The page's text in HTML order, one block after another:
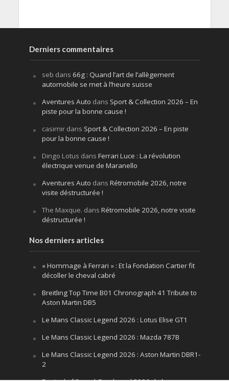
Derniers commentaires
seb dans 66g : Quand l’art de l’allègement
automobile se met à l’heure suisse
Aventures Auto dans Sport & Collection 2026 – En
piste pour la bonne cause !
casimirdans Sport & Collection 2026 – En piste
pour la bonne cause !
Dingo Lotus dans Ferrari Luce : La révolution
électrique venue de Maranello
Aventures Auto dans Rétromobile 2026, notre
visite déstructurée !
The Maxque. dans Rétromobile 2026, notre visite
déstructurée !
Nos derniers articles
« Hommage à Ferrari » : Et la Fondation Cartier fit
décoller le cheval cabré
Breitling Top Time B01 Chronograph 41 Tribute to
Aston Martin DB5
Le Mans Classic Legend 2026 : Lotus Elise GT1
Le Mans Classic Legend 2026 : Mazda 787B
Le Mans Classic Legend 2026 : Aston Martin DBR1-
2